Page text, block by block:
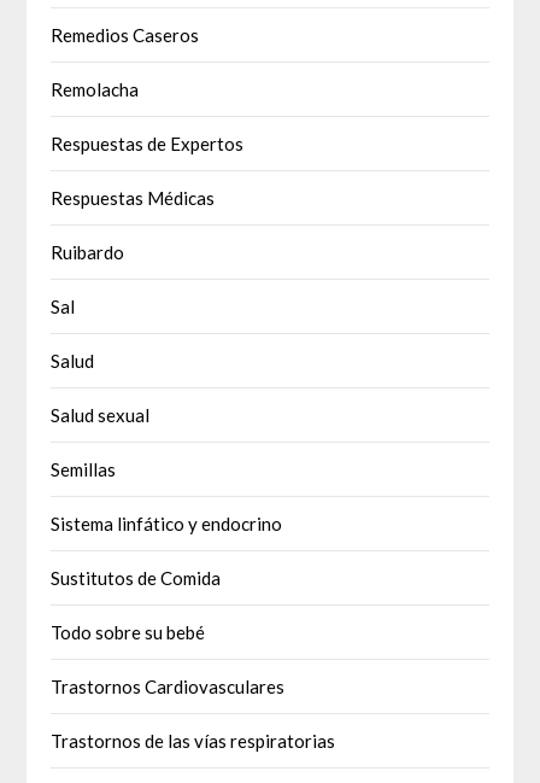
Remedios Caseros
Remolacha
Respuestas de Expertos
Respuestas Médicas
Ruibardo
Sal
Salud
Salud sexual
Semillas
Sistema linfático y endocrino
Sustitutos de Comida
Todo sobre su bebé
Trastornos Cardiovasculares
Trastornos de las vías respiratorias